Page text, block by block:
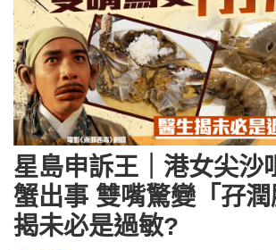
星島申訴王｜港女尖沙
蟹出事 雙嘴驚變「孖
揭未必是過敏?